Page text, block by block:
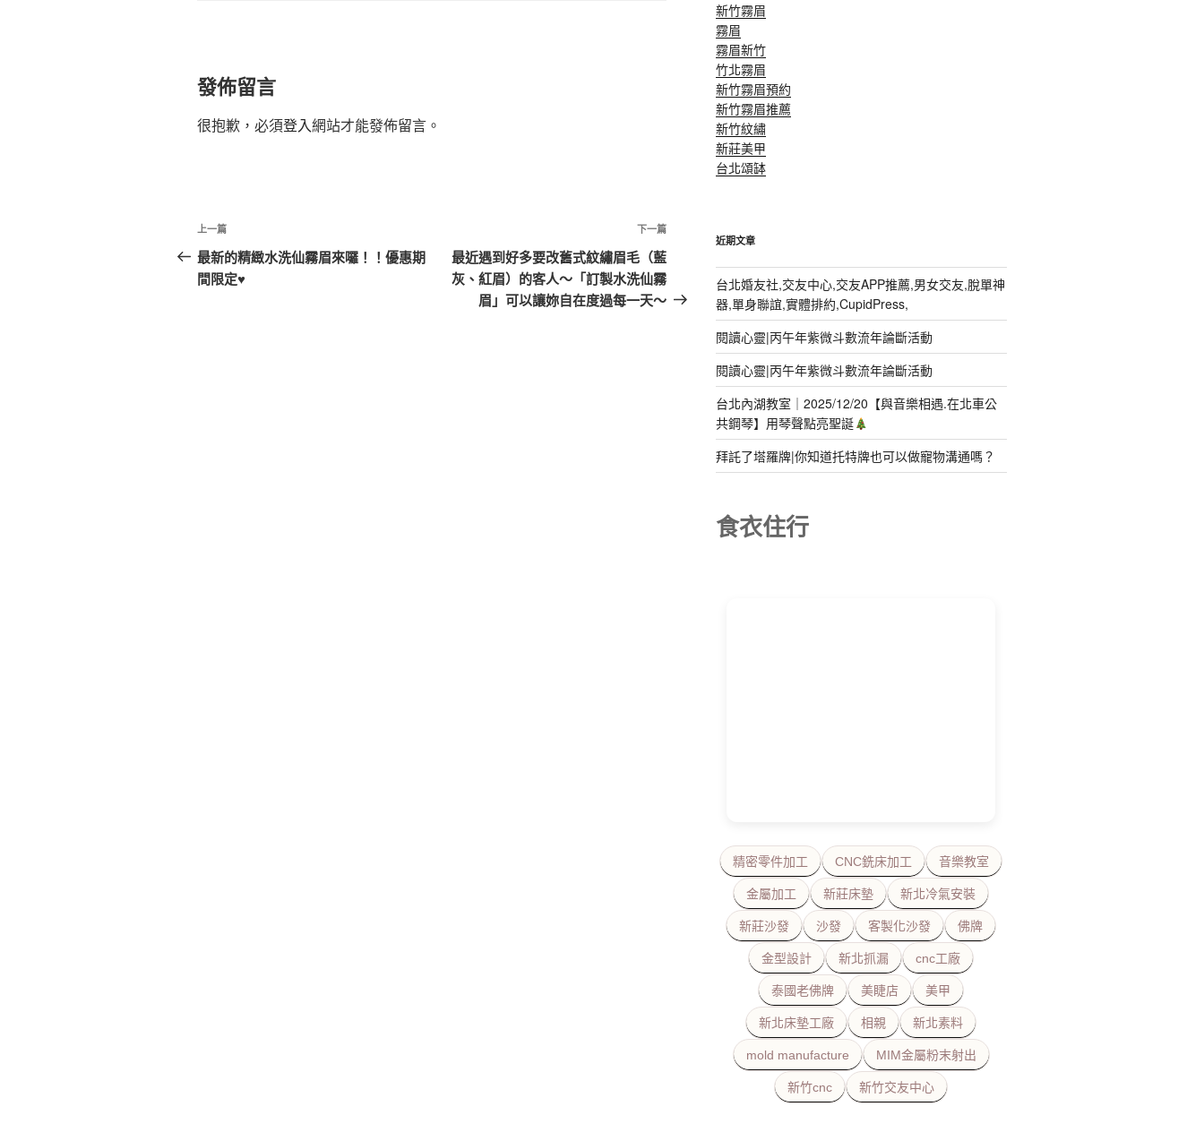
發佈留言
很抱歉，必須登入網站才能發佈留言。
文
章
導
上
一
篇
上一篇
最新的精緻水洗仙霧眉來囉！！優惠期
間限定♥
下
一
篇
文
下一篇
最近遇到好多要改舊式紋繡眉毛（藍
灰、紅眉）的客人～「訂製水洗仙霧
眉」可以讓妳自在度過每一天～
新竹霧眉
霧眉
霧眉新竹
竹北霧眉
新竹霧眉預約
新竹霧眉推薦
新竹紋繡
新莊美甲
台北頌缽
近期文章
台北婚友社,交友中心,交友APP推薦,男女交友,脫單神
器,單身聯誼,實體排約,CupidPress,
閱讀心靈|丙午年紫微斗數流年論斷活動
閱讀心靈|丙午年紫微斗數流年論斷活動
台北內湖教室｜2025/12/20【與音樂相遇.在北車公
共鋼琴】用琴聲點亮聖誕
拜託了塔羅牌|你知道托特牌也可以做寵物溝通嗎？
食衣住行
精密零件加工 CNC銑床加工 音樂教室
金屬加工 新莊床墊 新北冷氣安裝
新莊沙發 沙發 客製化沙發 佛牌
金型設計 新北抓漏 cnc工廠
泰國老佛牌 美睫店 美甲
新北床墊工廠 相親 新北素料
mold manufacture MIM金屬粉末射出
新竹cnc 新竹交友中心